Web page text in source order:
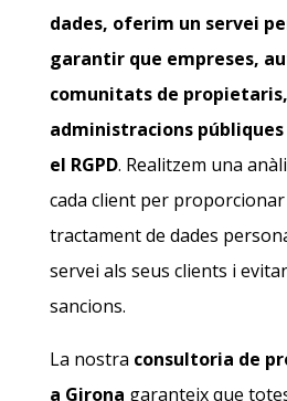
dades, oferim un servei
garantir que empreses,
comunitats de
administracions
el RGPD. Realitzem una
cada client per
tractament de dades
servei als seus clients i
sancions.
La nostra consultoria de
a Girona garanteix que